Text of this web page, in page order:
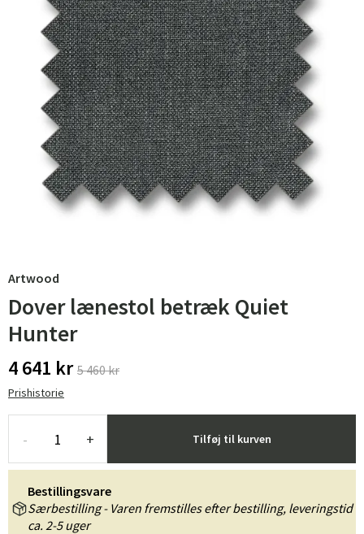
Artwood
Dover lænestol betræk Quiet
Hunter
4 641 kr 5 460 kr
Prishistorie
- + Tilføj til kurven
Bestillingsvare
Særbestilling - Varen fremstilles efter bestilling, leveringstid
ca. 2-5 uger